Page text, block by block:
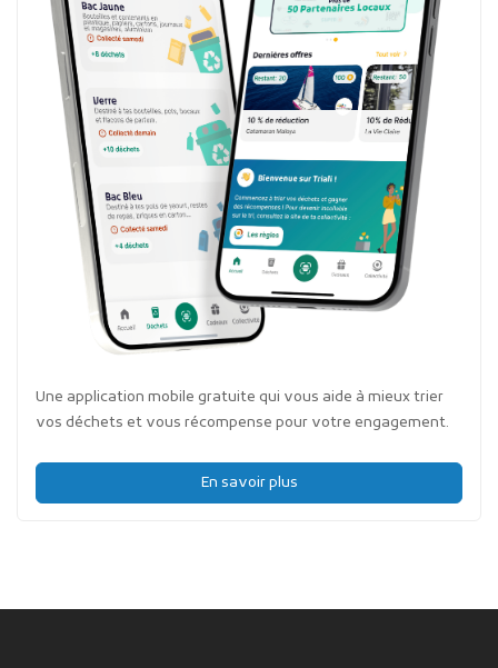
Une application mobile gratuite qui vous aide à mieux trier
vos déchets et vous récompense pour votre engagement.
En savoir plus